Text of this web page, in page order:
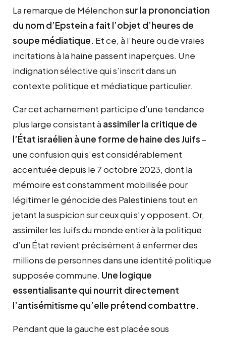
La remarque de Mélenchonsur la prononciation
du nom d’Epstein a fait l’objet d’heures de
soupe médiatique. Et ce, à l’heure ou de vraies
incitations à la haine passent inaperçues. Une
indignation sélective qui s’inscrit dans un
contexte politique et médiatique particulier.
Car cet acharnement participe d’une tendance
plus large consistant à assimiler la critique de
l’État israélien à une forme de haine des Juifs –
une confusion qui s’est considérablement
accentuée depuis le 7 octobre 2023, dont la
mémoire est constamment mobilisée pour
légitimer le génocide des Palestiniens tout en
jetant la suspicion sur ceux qui s’y opposent. Or,
assimiler les Juifs du monde entier à la politique
d’un État revient précisément à enfermer des
millions de personnes dans une identité politique
supposée commune. Une logique
essentialisante qui nourrit directement
l’antisémitisme qu’elle prétend combattre.
Pendant que la gauche est placée sous